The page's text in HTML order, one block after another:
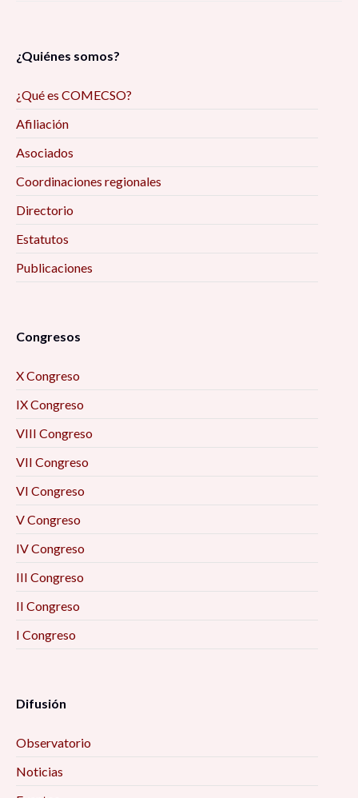
¿Quiénes somos?
¿Qué es COMECSO?
Afiliación
Asociados
Coordinaciones regionales
Directorio
Estatutos
Publicaciones
Congresos
X Congreso
IX Congreso
VIII Congreso
VII Congreso
VI Congreso
V Congreso
IV Congreso
III Congreso
II Congreso
I Congreso
Difusión
Observatorio
Noticias